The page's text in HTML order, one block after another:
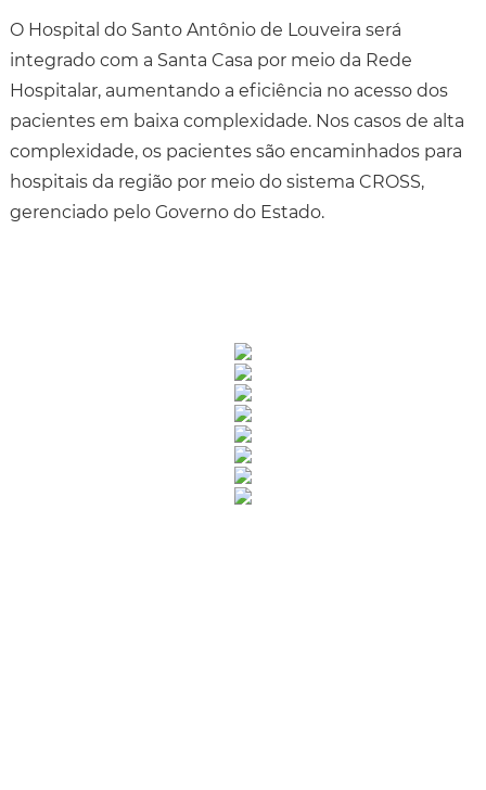
O Hospital do Santo Antônio de Louveira será
integrado com a Santa Casa por meio da Rede
Hospitalar, aumentando a eficiência no acesso dos
pacientes em baixa complexidade. Nos casos de alta
complexidade, os pacientes são encaminhados para
hospitais da região por meio do sistema CROSS,
gerenciado pelo Governo do Estado.